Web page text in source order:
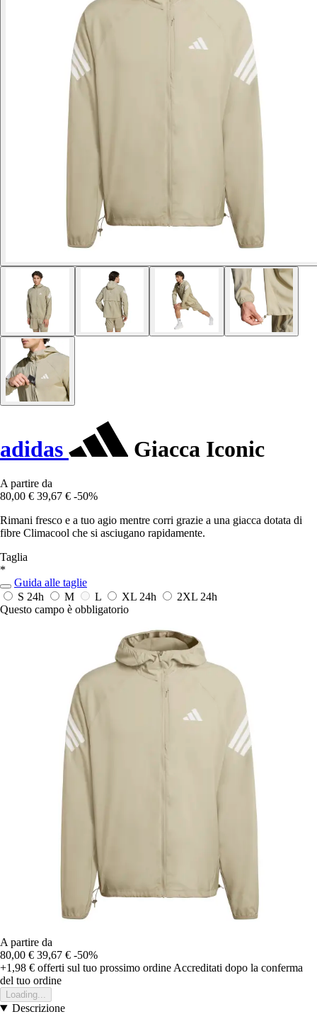
adidas Giacca Iconic
A partire da
80,00 € 39,67 € -50%
Rimani fresco e a tuo agio mentre corri grazie a una giacca dotata di
fibre Climacool che si asciugano rapidamente.
Taglia
*
Guida alle taglie
S 24h M L XL 24h 2XL 24h
Questo campo è obbligatorio
A partire da
80,00 € 39,67 € -50%
+1,98 € offerti sul tuo prossimo ordine Accreditati dopo la conferma
del tuo ordine
Loading...
Descrizione